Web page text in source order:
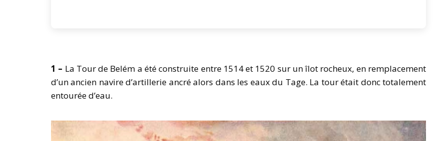
1 – La Tour de Belém a été construite entre 1514 et 1520 sur un îlot rocheux, en remplacement
d’un ancien navire d’artillerie ancré alors dans les eaux du Tage. La tour était donc totalement
entourée d’eau.